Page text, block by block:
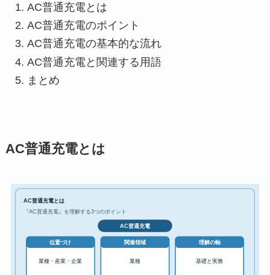
AC普通充電とは
AC普通充電のポイント
AC普通充電の基本的な流れ
AC普通充電と関連する用語
まとめ
AC普通充電とは
AC普通充電とは
『AC普通充電』を理解する3つのポイント
AC普通充電
位置づけ
業種・産業・企業
関連領域
業種
理解の軸
基礎と実務